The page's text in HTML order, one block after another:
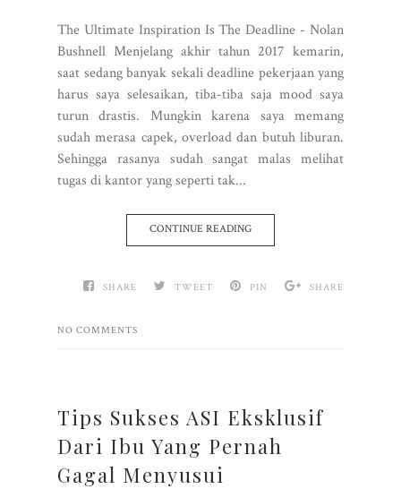
The Ultimate Inspiration Is The Deadline - Nolan
Bushnell Menjelang akhir tahun 2017 kemarin,
saat sedang banyak sekali deadline pekerjaan yang
harus saya selesaikan, tiba-tiba saja mood saya
turun drastis. Mungkin karena saya memang
sudah merasa capek, overload dan butuh liburan.
Sehingga rasanya sudah sangat malas melihat
tugas di kantor yang seperti tak...
CONTINUE READING
SHARE TWEET PIN SHARE
NO COMMENTS
Tips Sukses ASI Eksklusif
Dari Ibu Yang Pernah
Gagal Menyusui